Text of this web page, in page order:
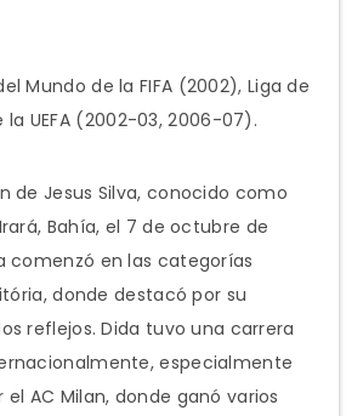
Mundo de la FIFA (2002), Liga de
UEFA (2002-03, 2006-07).
de Jesus Silva, conocido como
Bahía, el 7 de octubre de
comenzó en las categorías
donde destacó por su
reflejos. Dida tuvo una carrera
especialmente
el AC Milan, donde ganó varios